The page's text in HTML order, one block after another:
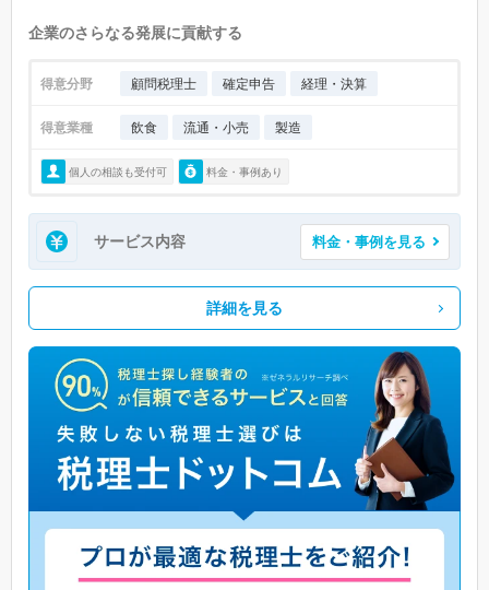
企業のさらなる発展に貢献する
得意分野 顧問税理士 確定申告 経理・決算
得意業種 飲食 流通・小売 製造
個人の相談も受付可 料金・事例あり
サービス内容 料金・事例を見る
詳細を見る